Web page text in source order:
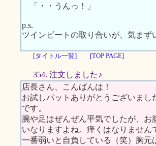
「・・うんっ！」
p.s.
ツインビートの取り合いが、気ま
[タイトル一覧] [TOP PAGE]
354. 注文しました♪
店長さん、こんばんは！
お試しパットありがとうございま
です。
腕や足はぜんぜん平気でしたが、
いなりますよね。痒くはなりません
一番弱いと自負している（笑）胸